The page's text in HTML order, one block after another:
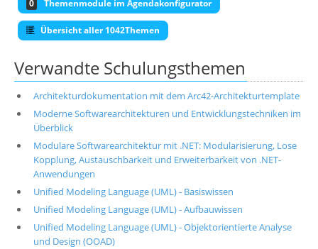
0 Themenmodule im Agendakonfigurator
Übersicht aller 1042Themen
Verwandte Schulungsthemen
Architekturdokumentation mit dem Arc42-Architekturtemplate
Moderne Softwarearchitekturen und Entwicklungstechniken im
Überblick
Modulare Softwarearchitektur mit .NET: Modularisierung, Lose
Kopplung, Austauschbarkeit und Erweiterbarkeit von .NET-
Anwendungen
Unified Modeling Language (UML) - Basiswissen
Unified Modeling Language (UML) - Aufbauwissen
Unified Modeling Language (UML) - Objektorientierte Analyse
und Design (OOAD)